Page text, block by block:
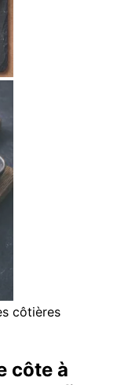
côtières
côte à